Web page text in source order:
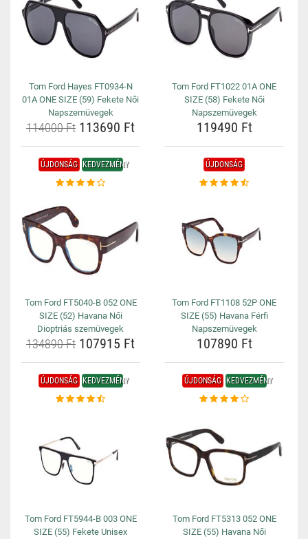
Tom Ford Hayes FT0934-N
01A ONE SIZE (59) Fekete Női
Napszemüvegek
114000 Ft 113690 Ft
Tom Ford FT1022 01A ONE
SIZE (58) Fekete Női
Napszemüvegek
119490 Ft
ÚJDONSÁG KEDVEZMÉNY
Tom Ford FT5040-B 052 ONE
SIZE (52) Havana Női
Dioptriás szemüvegek
134890 Ft 107915 Ft
ÚJDONSÁG
Tom Ford FT1108 52P ONE
SIZE (55) Havana Férfi
Napszemüvegek
107890 Ft
ÚJDONSÁG KEDVEZMÉNY
Tom Ford FT5944-B 003 ONE
SIZE (55) Fekete Unisex
ÚJDONSÁG KEDVEZMÉNY
Tom Ford FT5313 052 ONE
SIZE (55) Havana Női